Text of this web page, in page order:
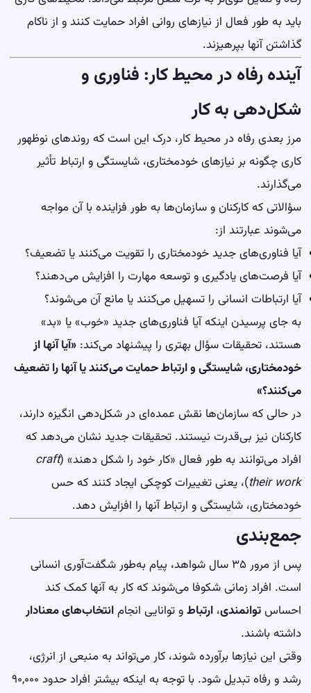
باید به طور فعال از نیازهای روانی افراد حمایت کنند و از ناکام
گذاشتن آنها بپرهیزند.
آینده رفاه در محیط کار: فناوری و
شکل‌دهی به کار
مرز بعدی رفاه در محیط کار، درک این است که روندهای نوظهور
کاری چگونه بر نیازهای خودمختاری، شایستگی و ارتباط تأثیر
می‌گذارند.
سؤالاتی که کارکنان و سازمان‌ها به طور فزاینده با آن مواجه
می‌شوند عبارتند از:
آیا فناوری‌های جدید خودمختاری را تقویت می‌کنند یا تضعیف؟
آیا فرصت‌های یادگیری و توسعه مهارت را افزایش می‌دهند؟
آیا ارتباطات انسانی را تسهیل می‌کنند یا مانع آن می‌شوند؟
به جای پرسیدن اینکه آیا فناوری‌های جدید «خوب» یا «بد»
هستند، تحقیقات سؤال بهتری را پیشنهاد می‌کند: «آیا آنها از
خودمختاری، شایستگی و ارتباط حمایت می‌کنند یا آنها را تضعیف
می‌کنند؟»
در حالی که سازمان‌ها نقش عمده‌ای در شکل‌دهی انگیزه دارند،
کارکنان نیز بی‌قدرت نیستند. تحقیقات جدید نشان می‌دهد که
افراد می‌توانند به طور فعال «کار خود را شکل دهند» (craft
their work)، یعنی تغییرات کوچکی ایجاد کنند که حس
خودمختاری، شایستگی و ارتباط آنها را افزایش دهد.
جمع‌بندی
پس از مرور ۳۵ سال شواهد، پیام به‌طور شگفت‌آوری انسانی
است. افراد زمانی شکوفا می‌شوند که کار به آنها کمک کند
احساستوانمندی، ارتباطو توانایی انجامانتخاب‌های معنادار
داشته باشند.
وقتی این نیازها برآورده شوند، کار می‌تواند به منبعی از انرژی،
رشد و رفاه تبدیل شود. با توجه به اینکه بیشتر افراد حدود ۹۰,۰۰۰